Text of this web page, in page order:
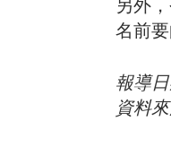
另外
名前
報導
資料